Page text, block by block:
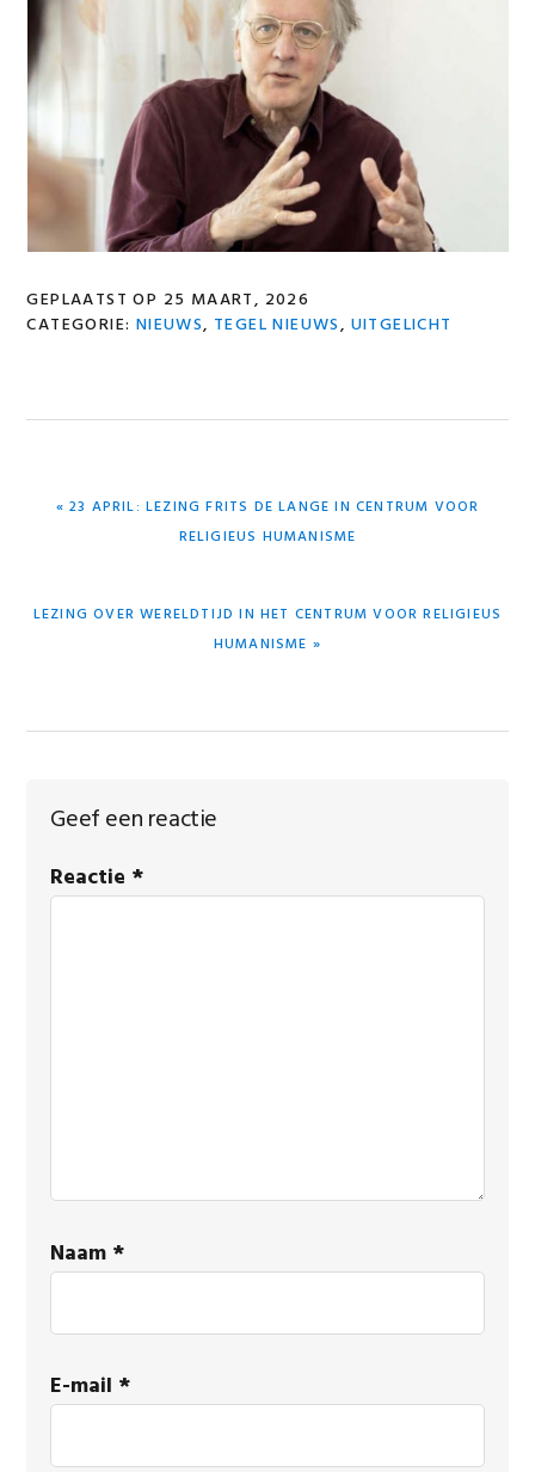
GEPLAATST OP 25 MAART, 2026
CATEGORIE: NIEUWS, TEGEL NIEUWS, UITGELICHT
VORIG
« 23 APRIL: LEZING FRITS DE LANGE IN CENTRUM VOOR
RELIGIEUS HUMANISME
VOLGEND
LEZING OVER WERELDTIJD IN HET CENTRUM VOOR RELIGIEUS
HUMANISME »
Lees
Interacties
Geef een reactie
Reactie *
Naam *
E-mail *